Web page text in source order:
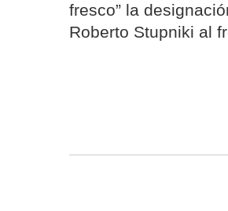
fresco” la
Roberto Stupniki al